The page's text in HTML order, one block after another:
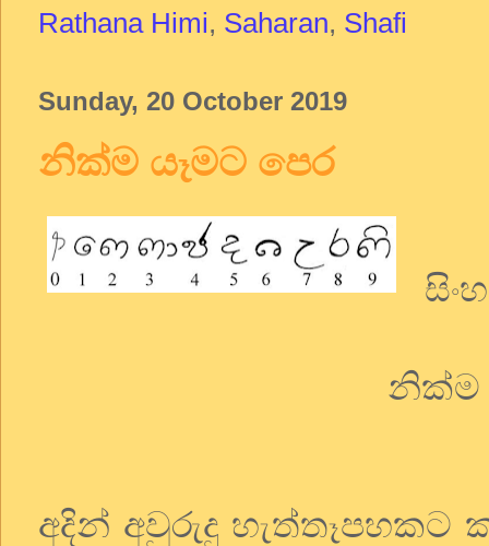
Rathana Himi, Saharan, Shafi
Sunday, 20 October 2019
නික්ම යෑමට පෙර
නික්ම
අදින් අවුරුදු